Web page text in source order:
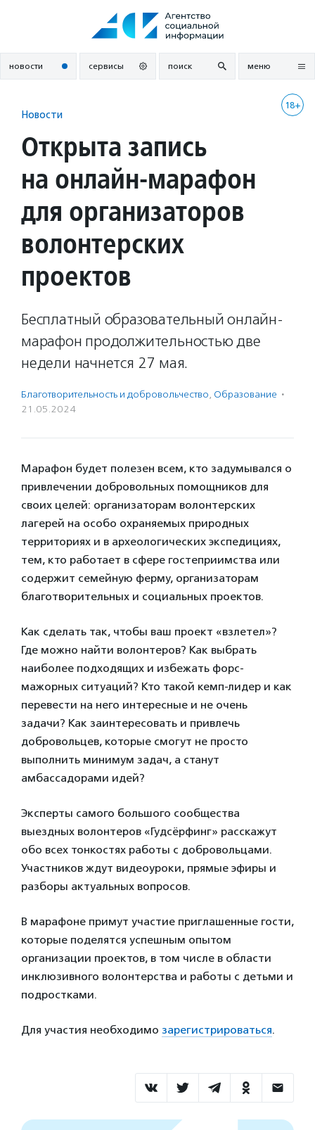
новости сервисы поиск меню
18+
Новости
Открыта запись
на онлайн-марафон
для организаторов
волонтерских
проектов
Бесплатный образовательный онлайн-
марафон продолжительностью две
недели начнется 27 мая.
Благотвори­тель­ность и доброволь­чест­во, Образование ·
21.05.2024
Марафон будет полезен всем, кто задумывался о
привлечении добровольных помощников для
своих целей: организаторам волонтерских
лагерей на особо охраняемых природных
территориях и в археологических экспедициях,
тем, кто работает в сфере гостеприимства или
содержит семейную ферму, организаторам
благотворительных и социальных проектов.
Как сделать так, чтобы ваш проект «взлетел»?
Где можно найти волонтеров? Как выбрать
наиболее подходящих и избежать форс-
мажорных ситуаций? Кто такой кемп-лидер и как
перевести на него интересные и не очень
задачи? Как заинтересовать и привлечь
добровольцев, которые смогут не просто
выполнить минимум задач, а станут
амбассадорами идей?
Эксперты самого большого сообщества
выездных волонтеров «Гудсёрфинг» расскажут
обо всех тонкостях работы с добровольцами.
Участников ждут видеоуроки, прямые эфиры и
разборы актуальных вопросов.
В марафоне примут участие приглашенные гости,
которые поделятся успешным опытом
организации проектов, в том числе в области
инклюзивного волонтерства и работы с детьми и
подростками.
Для участия необходимо зарегистрироваться.